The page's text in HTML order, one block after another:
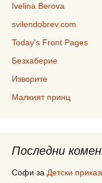
Ivelina Berova
svilendobrev.com
Today's Front Pages
Безхаберие
Изворите
Малкият принц
Последни
Софи за Детски